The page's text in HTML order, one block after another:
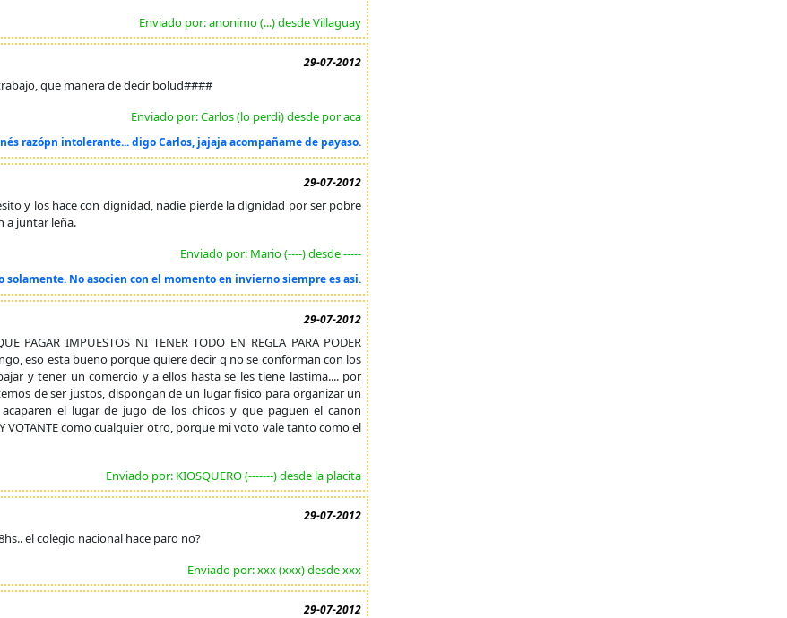
Enviado por: anonimo (...) desde Villaguay
29-07-2012
que manera de decir bolud####
Enviado por: Carlos (lo perdi) desde por aca
razópn intolerante... digo Carlos, jajaja acompañame de payaso.
29-07-2012
y los hace con dignidad, nadie pierde la dignidad por ser pobre
a juntar leña.
Enviado por: Mario (----) desde -----
solamente. No asocien con el momento en invierno siempre es asi.
29-07-2012
PAGAR IMPUESTOS NI TENER TODO EN REGLA PARA PODER
eso esta bueno porque quiere decir q no se conforman con los
y tener un comercio y a ellos hasta se les tiene lastima.... por
de ser justos, dispongan de un lugar fisico para organizar un
el lugar de jugo de los chicos y que paguen el canon
VOTANTE como cualquier otro, porque mi voto vale tanto como el
Enviado por: KIOSQUERO (-------) desde la placita
29-07-2012
el colegio nacional hace paro no?
Enviado por: xxx (xxx) desde xxx
29-07-2012